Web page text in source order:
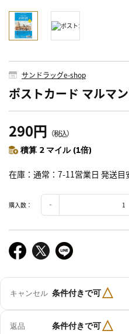
サンドラッグe-shop
ポストカード マルマ
290円 （税込）
積算 2 マイル (1倍)
在庫 通常：7-11営業日 発送目
購入数：
キャンセル 条件付きで可△
返品 条件付きで可△